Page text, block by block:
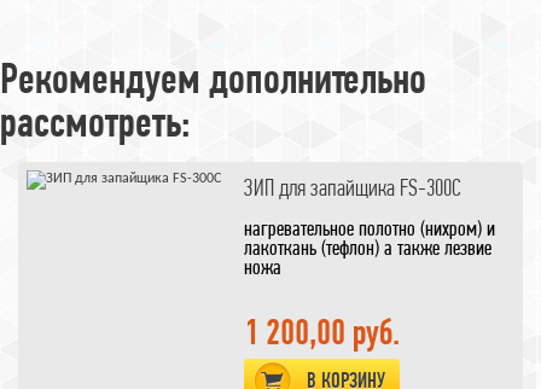
Рекомендуем дополнительно
рассмотреть:
ЗИП для запайщика FS-300C
нагревательное полотно (нихром) и
лакоткань (тефлон) а также лезвие
ножа
1 200,00 руб.
В КОРЗИНУ